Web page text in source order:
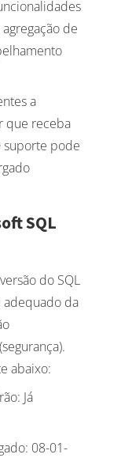
de
a
que receba
suporte pode
SQL
do SQL
adequado da
abaixo:
Já
08-01-